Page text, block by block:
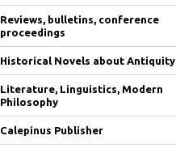
Reviews, bulletins, conference
proceedings
Historical Novels about Antiquity
Literature, Linguistics, Modern
Philosophy
Calepinus Publisher